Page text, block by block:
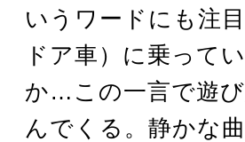
いうワードにも注
ドア車）に乗って
か…この一言で遊
んでくる。静かな